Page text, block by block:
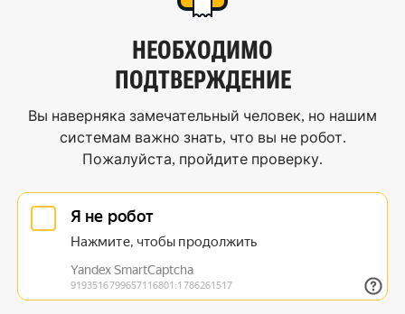
НЕОБХОДИМО
ПОДТВЕРЖДЕНИЕ
Вы наверняка замечательный человек, но нашим
системам важно знать, что вы не робот.
Пожалуйста, пройдите проверку.